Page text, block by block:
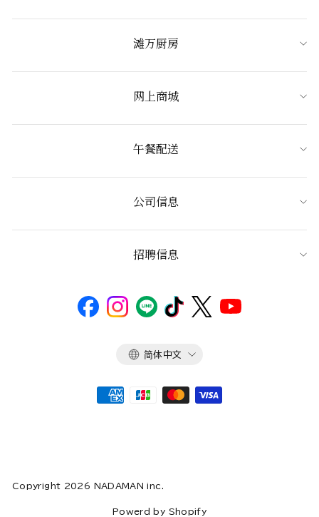
滩万厨房
网上商城
午餐配送
公司信息
招聘信息
语
简体中文
Copyright 2026 NADAMAN inc.
Powerd by Shopify